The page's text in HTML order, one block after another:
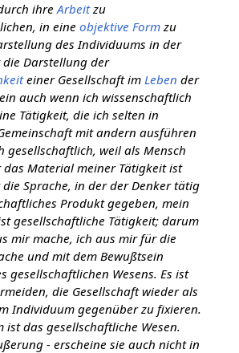
ihreArbeitzu
in eine objektive Formzu
des Individuums in der
Darstellung der
einer Gesellschaft im Leben der
auch wenn ich wissenschaftlich
Tätigkeit, die ich selten in
mit andern ausführen
gesellschaftlich, weil als Mensch
Material meiner Tätigkeit ist
Sprache, in der der Denker tätig
Produkt gegeben, mein
gesellschaftliche Tätigkeit; darum
mir mache, ich aus mir für die
und mit dem Bewußtsein
gesellschaftlichen Wesens. Es ist
die Gesellschaft wieder als
Individuum gegenüber zu fixieren.
ist das gesellschaftliche Wesen.
- erscheine sie auch nicht in